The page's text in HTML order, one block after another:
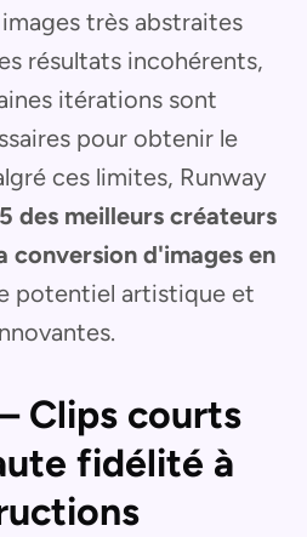
très abstraites
résultats incohérents,
itérations sont
pour obtenir le
ces limites, Runway
des meilleurs créateurs
conversion d'images en
potentiel artistique et
Clips courts
fidélité à